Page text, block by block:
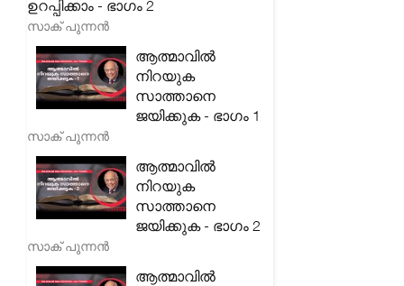
ഉറപ്പിക്കാം - ഭാഗം 2
സാക് പുന്നൻ
ആത്മാവിൽ
നിറയുക
സാത്താനെ
ജയിക്കുക - ഭാഗം 1
സാക് പുന്നൻ
ആത്മാവിൽ
നിറയുക
സാത്താനെ
ജയിക്കുക - ഭാഗം 2
സാക് പുന്നൻ
ആത്മാവിൽ